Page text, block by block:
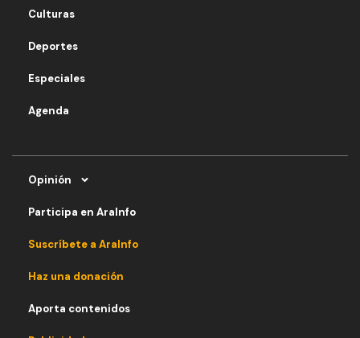
Culturas
Deportes
Especiales
Agenda
Opinión
Participa en AraInfo
Suscríbete a AraInfo
Haz una donación
Aporta contenidos